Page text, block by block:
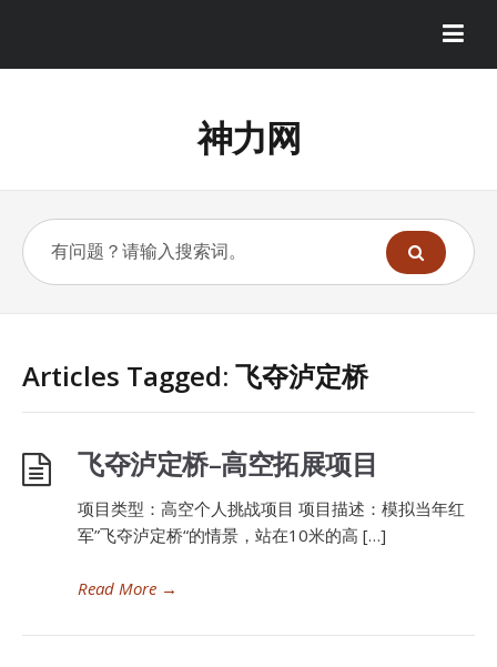
神力网
Articles Tagged: 飞夺泸定桥
飞夺泸定桥–高空拓展项目
项目类型：高空个人挑战项目 项目描述：模拟当年红
军”飞夺泸定桥“的情景，站在10米的高 […]
Read More →